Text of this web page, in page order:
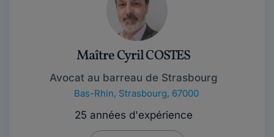
Maître Cyril COSTES
Avocat au barreau de Strasbourg
Bas-Rhin, Strasbourg, 67000
25 années d'expérience